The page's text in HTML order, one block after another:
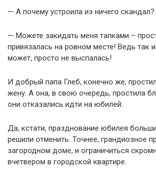
— А почему устроила из ничего скандал?
— Можете закидать меня тапками –
привязалась на ровном месте! Ведь так
может, просто не выспалась!
И добрый папа Глеб, конечно же,
жену. А она, в свою очередь, простила
они отказались идти на юбилей.
Да, кстати, празднование юбилея
решили отменить. Точнее, грандиозное
загородном доме, и ограничиться
вчетвером в городской квартире.